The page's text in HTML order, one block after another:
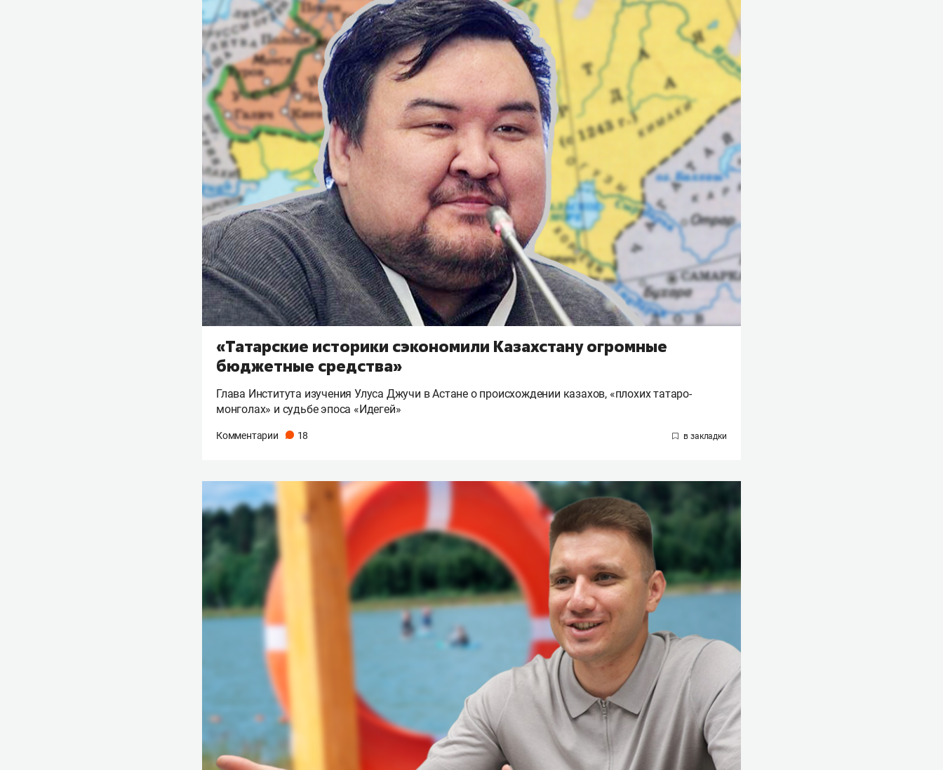
«Татарские историки сэкономили Казахстану огромные
бюджетные средства»
Глава Института изучения Улуса Джучи в Астане о происхождении казахов, «плохих татаро-
монголах» и судьбе эпоса «Идегей»
Комментарии 18